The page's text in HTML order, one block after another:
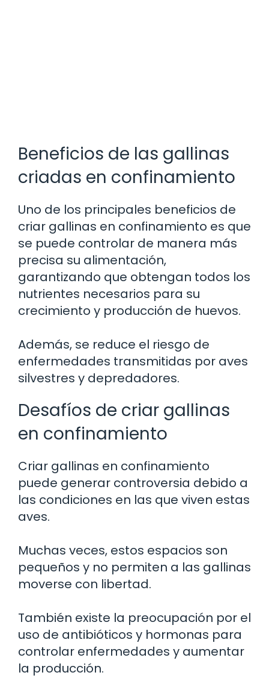
Beneficios de las gallinas
criadas en confinamiento
Uno de los principales beneficios de
criar gallinas en confinamiento es que
se puede controlar de manera más
precisa su alimentación,
garantizando que obtengan todos los
nutrientes necesarios para su
crecimiento y producción de huevos.
Además, se reduce el riesgo de
enfermedades transmitidas por aves
silvestres y depredadores.
Desafíos de criar gallinas
en confinamiento
Criar gallinas en confinamiento
puede generar controversia debido a
las condiciones en las que viven estas
aves.
Muchas veces, estos espacios son
pequeños y no permiten a las gallinas
moverse con libertad.
También existe la preocupación por el
uso de antibióticos y hormonas para
controlar enfermedades y aumentar
la producción.